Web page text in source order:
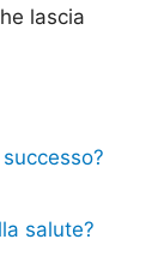
lascia
salute?